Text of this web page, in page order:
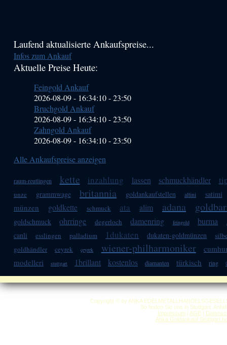
Haupt-
Sidebar
Laufend aktualisierte Ankaufspreise...
Infos zum Ankauf
Aktuelle Preise Heute:
Feingold Ankauf
2026-08-09 - 16:34:10-23:50
Bruchgold Ankauf
2026-08-09 - 16:34:10-23:50
Zahngold Ankauf
2026-08-09 - 16:34:10-23:50
Alle Ankaufspreise anzeigen
raum-reutlingen kette inzahlung lassen schmuckhändler
unze grammwage britannia goldankaufstellen altini satimi
münzen goldkette schmuck ata alim adana
goldschmuck ohrringe degerloch damenring feingold burma
canli esslingen palladium 1dukaten dukaten-goldmünzen
goldhändler
ceyrek çeyrek wiener-philharmoniker
modelleri
stuttgart 1brillant kostenlos diamanten türkisch ring
Copyright © by ANKA
So finden Sie uns in Stuttgart:
Impressum| AGB|
Anka Goldankauf Stuttgart